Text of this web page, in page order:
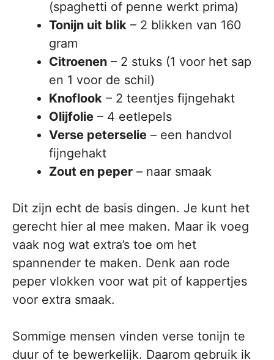
(spaghetti of penne werkt prima)
Tonijn uit blik – 2 blikken van 160
gram
Citroenen – 2 stuks (1 voor het sap
en 1 voor de schil)
Knoflook – 2 teentjes fijngehakt
Olijfolie – 4 eetlepels
Verse peterselie – een handvol
fijngehakt
Zout en peper – naar smaak
Dit zijn echt de basis dingen. Je kunt het
gerecht hier al mee maken. Maar ik voeg
vaak nog wat extra’s toe om het
spannender te maken. Denk aan rode
peper vlokken voor wat pit of kappertjes
voor extra smaak.
Sommige mensen vinden verse tonijn te
duur of te bewerkelijk. Daarom gebruik ik